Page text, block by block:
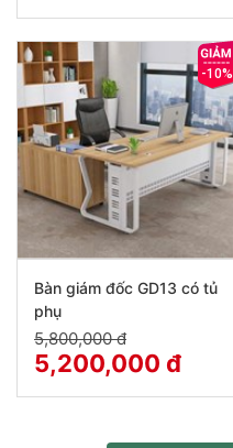
Bàn giám đốc GD13 có tủ
phụ
5,800,000 đ
5,200,000 đ
-10%